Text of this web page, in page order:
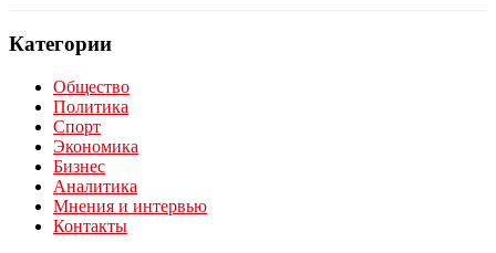
Категории
Общество
Политика
Спорт
Экономика
Бизнес
Аналитика
Мнения и интервью
Контакты